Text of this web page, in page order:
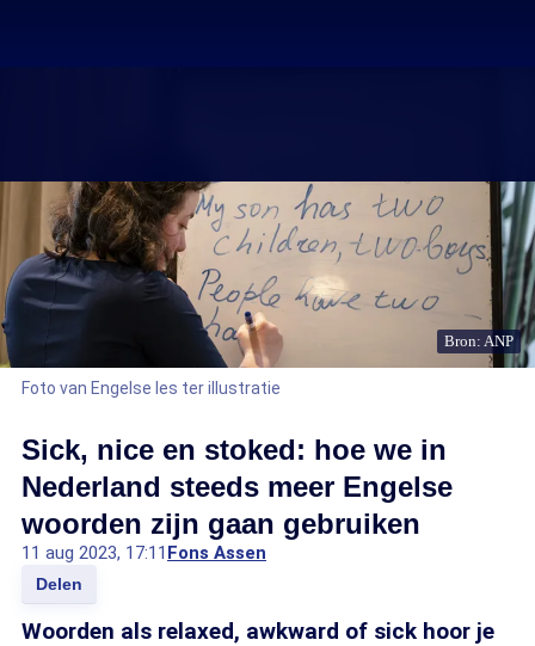
Bron: ANP
Foto van Engelse les ter illustratie
Sick, nice en stoked: hoe we in
Nederland steeds meer Engelse
woorden zijn gaan gebruiken
11 aug 2023, 17:11 Fons Assen
Delen
Woorden als relaxed, awkward of sick hoor je